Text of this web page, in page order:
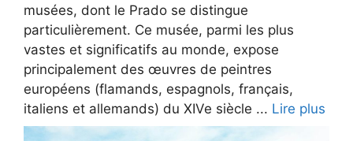
musées, dont le Prado se distingue
particulièrement. Ce musée, parmi les plus
vastes et significatifs au monde, expose
principalement des œuvres de peintres
européens (flamands, espagnols, français,
italiens et allemands) du XIVe siècle ... Lire plus